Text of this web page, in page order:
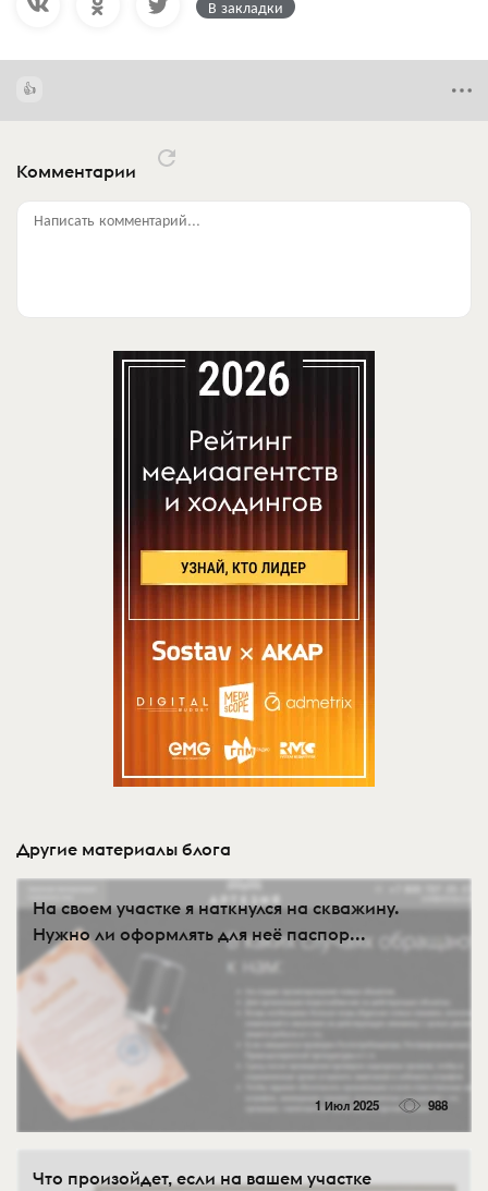
В закладки
Комментарии
Написать комментарий...
Другие материалы блога
На своем участке я наткнулся на скважину.
Нужно ли оформлять для неё паспор...
1 Июл 2025 988
Что произойдет, если на вашем участке